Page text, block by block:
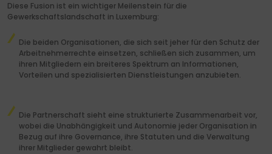
Diese Fusion ist ein wichtiger Meilenstein für die
Gewerkschaftslandschaft in Luxemburg:
Die beiden Organisationen, die sich seit jeher für den Schutz der
Arbeitnehmerrechte einsetzen, schließen sich zusammen, um
ihren Mitgliedern ein breiteres Spektrum an Informationen,
Vorteilen und spezialisierten Dienstleistungen anzubieten.
Die Partnerschaft sieht eine strukturierte Zusammenarbeit vor,
wobei die Unabhängigkeit und Autonomie jeder Organisation in
Bezug auf ihre Governance, ihre Statuten und die Verwaltung
ihrer Mitglieder gewahrt bleibt.